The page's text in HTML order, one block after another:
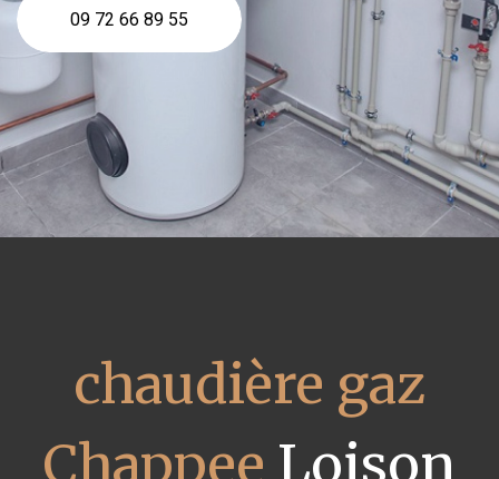
09 72 66 89 55
chaudière gaz
Chappee Loison